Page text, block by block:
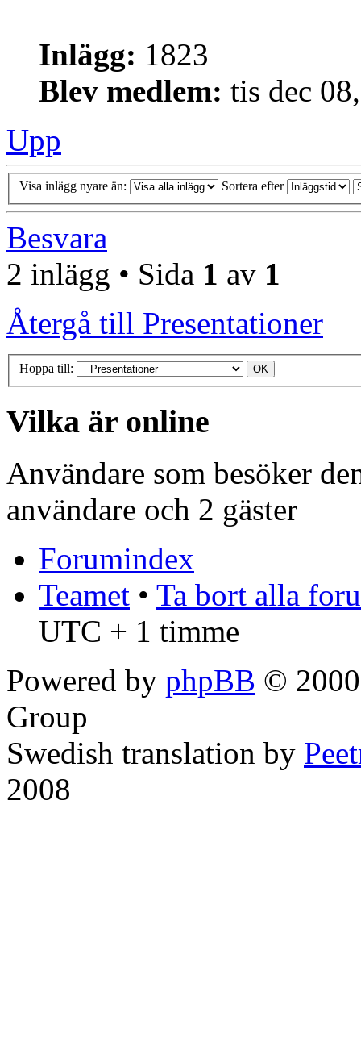
Inlägg: 1823
Blev medlem: tis dec
Upp
Visa inlägg nyare än: Sortera efter
Besvara
2 inlägg • Sida 1 av 1
Återgå till Presentationer
Hoppa till:
Vilka är online
Användare som besöker
användare och 2 gäster
Forumindex
Teamet • Ta bort alla
UTC + 1 timme
Powered by phpBB ©
Group
Swedish translation by
2008